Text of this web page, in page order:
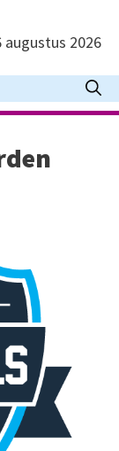
augustus 2026